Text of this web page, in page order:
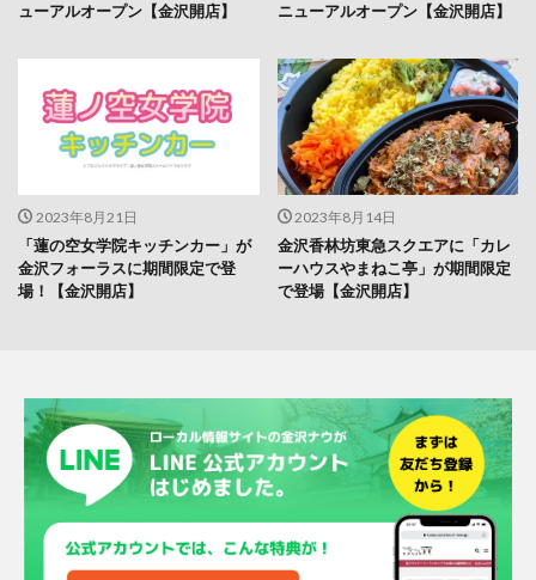
ューアルオープン【金沢開店】
ニューアルオープン【金沢開店】
2023年8月21日
「蓮の空女学院キッチンカー」が
金沢フォーラスに期間限定で登
場！【金沢開店】
2023年8月14日
金沢香林坊東急スクエアに「カレ
ーハウスやまねこ亭」が期間限定
で登場【金沢開店】